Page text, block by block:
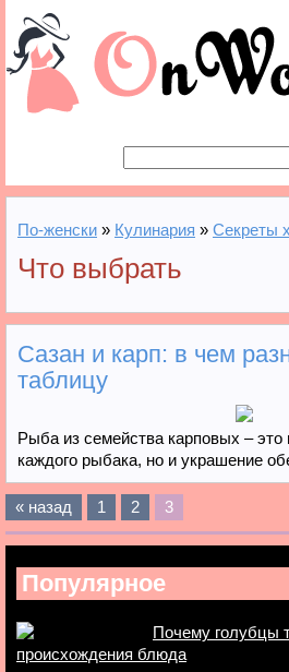
По-женски » Кулинария » Секреты
Что выбрать
Сазан и карп: в чем
таблицу
Рыба из семейства карповых – это
каждого рыбака, но и украшение
« назад 1 2 3
Популярное
Почему голубцы
происхождения блюда